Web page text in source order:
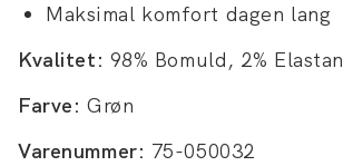
Maksimal komfort dagen lang
Kvalitet: 98% Bomuld, 2% Elastan
Farve: Grøn
Varenummer: 75-050032